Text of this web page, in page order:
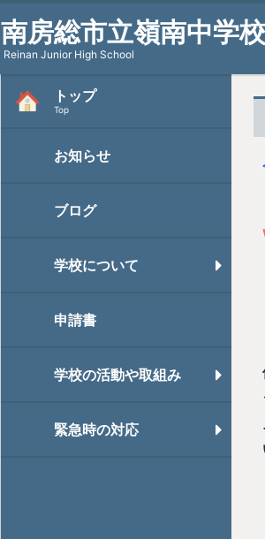
南房総市立嶺南中学校
Reinan Junior High School
トップ
Top
お知らせ
ブログ
学校について
申請書
学校の活動や取組み
緊急時の対応